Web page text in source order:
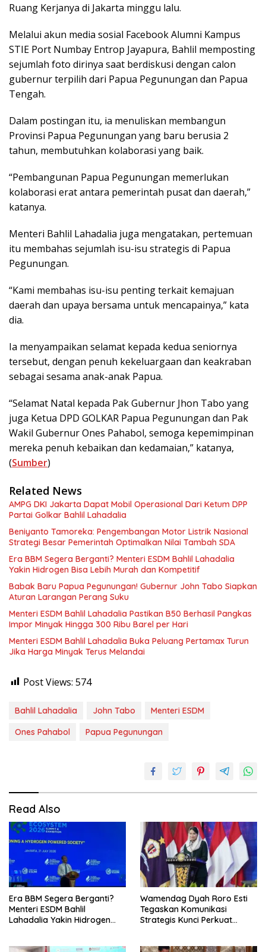
Ruang Kerjanya di Jakarta minggu lalu.
Melalui akun media sosial Facebook Alumni Kampus
STIE Port Numbay Entrop Jayapura, Bahlil memposting
sejumlah foto dirinya saat berdiskusi dengan calon
gubernur terpilih dari Papua Pegunungan dan Papua
Tengah.
Dalam postingan itu, ia menuliskan membangun
Provinsi Papua Pegunungan yang baru berusia 2
tahun, membutuhkan kolaborasi yang baik.
“Pembangunan Papua Pegunungan memerlukan
kolaborasi erat antara pemerintah pusat dan daerah,”
katanya.
Menteri Bahlil Lahadalia juga mengatakan, pertemuan
itu membahas sejumlah isu-isu strategis di Papua
Pegunungan.
“Kami membahas isu-isu penting terkait kemajuan
daerah dan upaya bersama untuk mencapainya,” kata
dia.
Ia menyampaikan selamat kepada kedua seniornya
tersebut, dengan penuh kekeluargaan dan keakraban
sebagai sesama anak-anak Papua.
“Selamat Natal kepada Pak Gubernur Jhon Tabo yang
juga Ketua DPD GOLKAR Papua Pegunungan dan Pak
Wakil Gubernur Ones Pahabol, semoga kepemimpinan
mereka penuh kebaikan dan kedamaian,” katanya,
(Sumber)
Related News
AMPG DKI Jakarta Dapat Mobil Operasional Dari Ketum DPP
Partai Golkar Bahlil Lahadalia
Beniyanto Tamoreka: Pengembangan Motor Listrik Nasional
Strategi Besar Pemerintah Optimalkan Nilai Tambah SDA
Era BBM Segera Berganti? Menteri ESDM Bahlil Lahadalia
Yakin Hidrogen Bisa Lebih Murah dan Kompetitif
Babak Baru Papua Pegunungan! Gubernur John Tabo Siapkan
Aturan Larangan Perang Suku
Menteri ESDM Bahlil Lahadalia Pastikan B50 Berhasil Pangkas
Impor Minyak Hingga 300 Ribu Barel per Hari
Menteri ESDM Bahlil Lahadalia Buka Peluang Pertamax Turun
Jika Harga Minyak Terus Melandai
Post Views: 574
Bahlil Lahadalia John Tabo
Menteri ESDM
Ones Pahabol
Papua Pegunungan
Read Also
Era BBM Segera Berganti?
Menteri ESDM Bahlil
Lahadalia Yakin Hidrogen
Wamendag Dyah Roro Esti
Tegaskan Komunikasi
Strategis Kunci Perkuat